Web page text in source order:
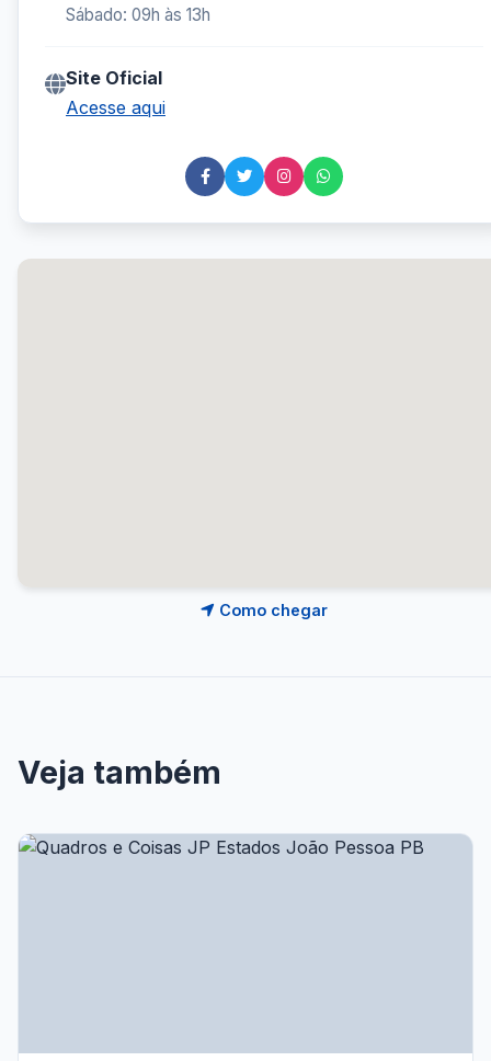
Sábado: 09h às 13h
Site Oficial
Acesse aqui
Como chegar
Veja também